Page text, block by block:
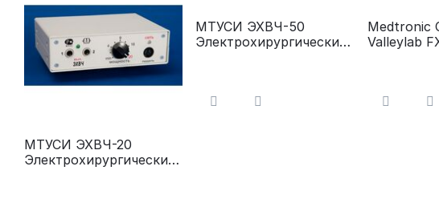
МТУСИ ЭХВЧ-20
Электрохирургический
МТУСИ ЭХВЧ-50
Электрохирургический
Medtronic
Valleylab